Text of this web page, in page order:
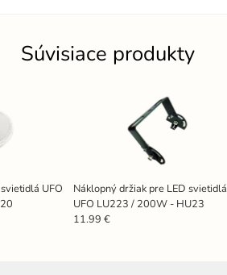
Súvisiace produkty
UFO
Náklopný držiak pre LED svietidlá
UFO LU223 / 200W - HU23
11.99 €